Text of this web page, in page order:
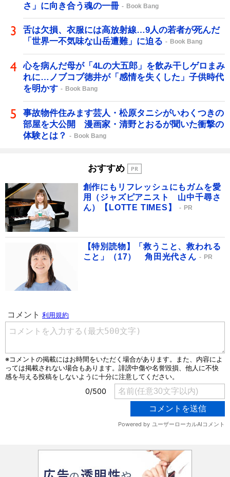
さ」に向き合う魂の一冊
Book Bang
舌は欠損、衣服には高放射線…9人の若者が死んだ
「世界一不気味な山岳遭難」に迫る
Book Bang
心を病んだ母が「4Lの大五郎」を飲み干しゲロまみ
れに…ノブコブ徳井が「感情を失くした」子供時代
を明かす
Book Bang
事故物件住みます芸人・松原タニシがいわくつきの
部屋を大公開 漫画家・清野とおるが聞いた衝撃の
体験とは？
Book Bang
おすすめ
創作にもリフレッシュにもガムを愛
用（ジャズピアニスト 山中千尋さ
ん）【LOTTE TIMES】
PR
【特別読物】「救うこと、救われる
こと」（17） 角田光代さん
PR